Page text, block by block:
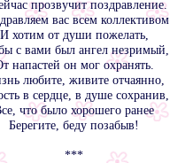
прозвучит поздравление.
вас всем коллективом
И хотим от души пожелать,
с вами был ангел незримый,
напастей он мог охранять.
любите, живите отчаянно,
в сердце, в душе сохранив,
что было хорошего ранее
Берегите, беду позабыв!
***